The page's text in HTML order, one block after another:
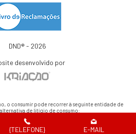
DND® - 2026
desenvolvido por
o consumir pode recorrer à seguinte entidade de
de litígio de consumo:
de Consumo de Lisboa | Tel.: 218 807 030 |
consulte o Portal do Consumir em
{TELEFONE} E-MAIL